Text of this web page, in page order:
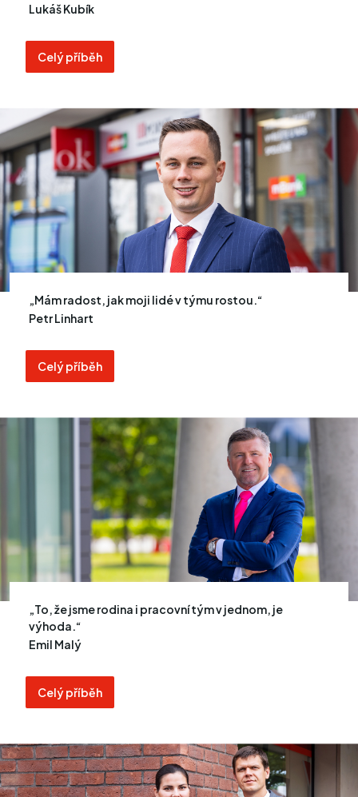
Lukáš Kubík
Celý příběh
Mám radost, jak moji lidé v týmu rostou.
Petr Linhart
Celý příběh
To, že jsme rodina i pracovní tým v jednom, je
výhoda.
Emil Malý
Celý příběh